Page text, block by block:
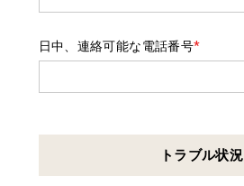
日中、連絡可能な電話番号*
トラブル状況